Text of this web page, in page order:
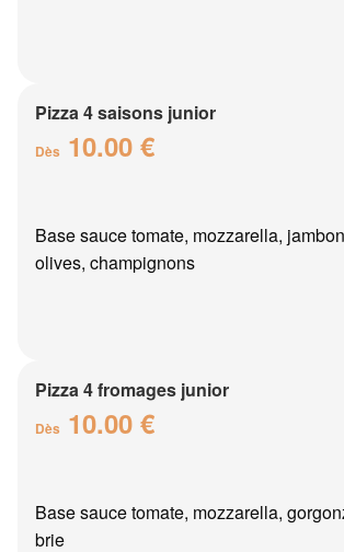
Pizza 4 saisons junior
Dès 10.00 €
Base sauce tomate, mozzarella,
olives, champignons
Pizza 4 fromages junior
Dès 10.00 €
Base sauce tomate, mozzarella,
brie